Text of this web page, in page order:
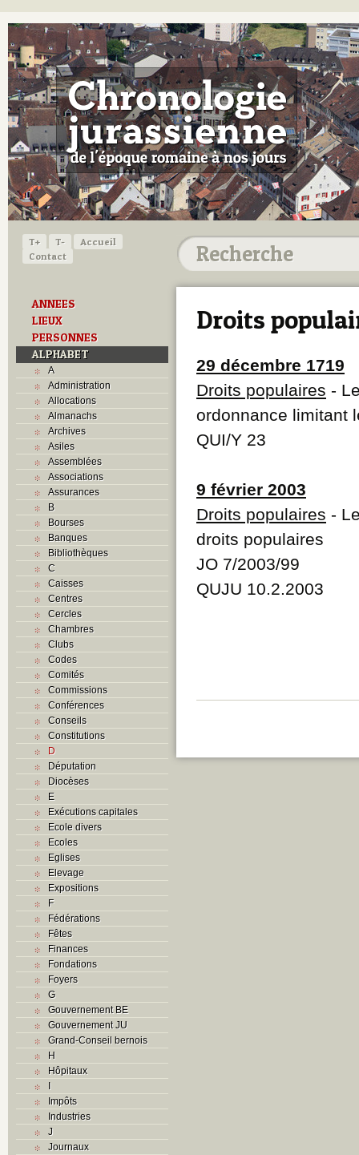
T+ T-
Accueil
Contact
ANNEES
LIEUX
PERSONNES
ALPHABET
A
Administration
Allocations
Almanachs
Archives
Asiles
Assemblées
Associations
Assurances
B
Bourses
Banques
Bibliothèques
C
Caisses
Centres
Cercles
Chambres
Clubs
Codes
Comités
Commissions
Conférences
Conseils
Constitutions
D
Députation
Diocèses
E
Exécutions capitales
Ecole divers
Ecoles
Eglises
Elevage
Expositions
F
Fédérations
Fêtes
Finances
Fondations
Foyers
G
Gouvernement BE
Gouvernement JU
Grand-Conseil bernois
H
Hôpitaux
I
Impôts
Industries
J
Journaux
Droits
29 décembre 1719
Droits populaires -
ordonnance limitant
QUI/Y 23
9 février 2003
Droits populaires -
droits populaires
JO 7/2003/99
QUJU 10.2.2003